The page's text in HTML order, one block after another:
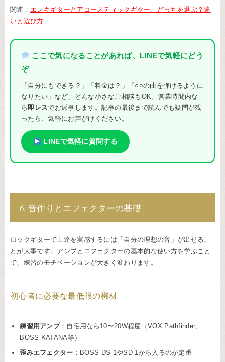
関連： エレキギターとアコースティックギター、どっちを選ぶ？違
いと選び方
ここで気になることがあれば、LINEで気軽にどう
ぞ
「自分にもできる？」「料金は？」「○○の曲を弾けるように
なりたい」など、どんな小さなご相談もOK。営業時間内な
ら即レスでお返事します。記事の最後まで読んでも疑問が残
ったら、気軽にお声がけください。
LINEで気軽に質問する
6. 音作りとエフェクターの基礎
ロックギターで上達を実感するには「自分の理想の音」が出せるこ
とが大事です。アンプとエフェクターの基本的な使い方を学ぶこと
で、練習のモチベーションが大きく変わります。
初心者に必要な最低限の機材
練習用アンプ：自宅用なら10〜20W程度（VOX Pathfinder、
BOSS KATANA等）
歪みエフェクター ：BOSS DS-1やSD-1から入るのが定番